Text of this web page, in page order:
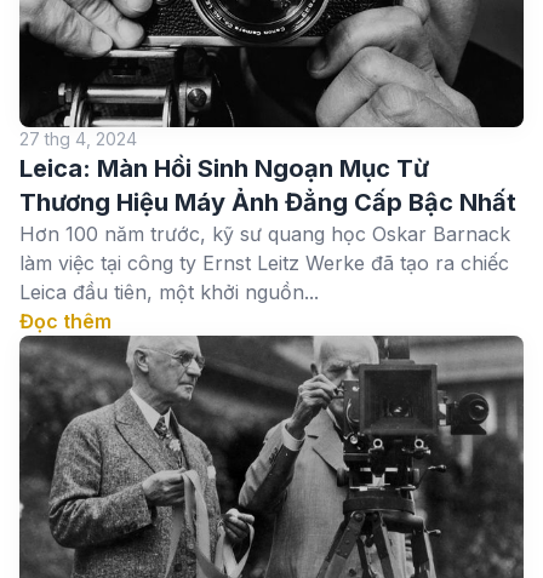
27 thg 4, 2024
Leica: Màn Hồi Sinh Ngoạn Mục Từ
Thương Hiệu Máy Ảnh Đẳng Cấp Bậc Nhất
Hơn 100 năm trước, kỹ sư quang học Oskar Barnack
làm việc tại công ty Ernst Leitz Werke đã tạo ra chiếc
Leica đầu tiên, một khởi nguồn...
Đọc thêm